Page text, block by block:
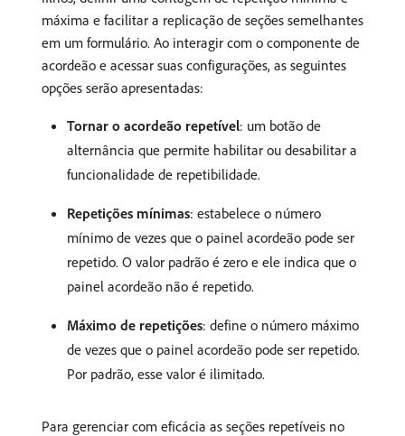
máxima e facilitar a replicação de seções semelhantes
em um formulário. Ao interagir com o componente de
acordeão e acessar suas configurações, as seguintes
opções serão apresentadas:
Tornar o acordeão repetível: um botão de
alternância que permite habilitar ou desabilitar a
funcionalidade de repetibilidade.
Repetições mínimas: estabelece o número
mínimo de vezes que o painel acordeão pode ser
repetido. O valor padrão é zero e ele indica que o
painel acordeão não é repetido.
Máximo de repetições: define o número máximo
de vezes que o painel acordeão pode ser repetido.
Por padrão, esse valor é ilimitado.
Para gerenciar com eficácia as seções repetíveis no